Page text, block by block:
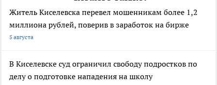
Житель Киселевска перевел мошенникам более 1,2
миллиона рублей, поверив в заработок на бирже
5 августа
В Киселевске суд ограничил свободу подростков по
делу о подготовке нападения на школу